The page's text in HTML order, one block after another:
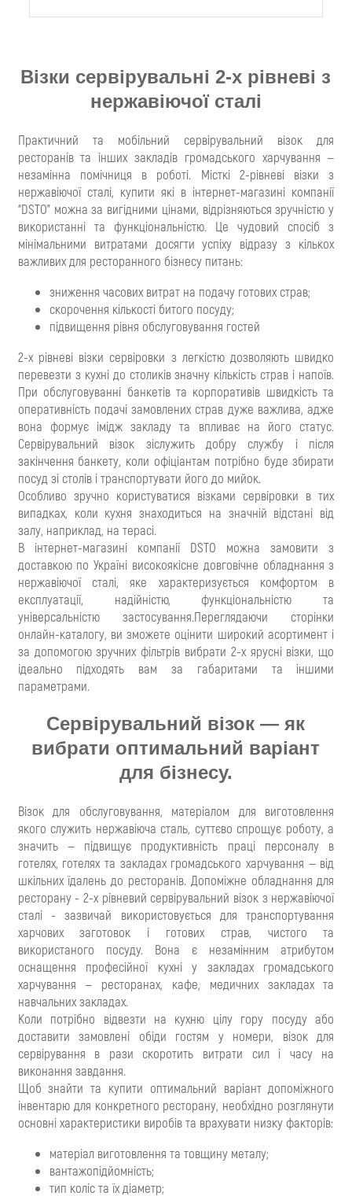
Візки сервірувальні 2-х рівневі з
нержавіючої сталі
Практичний та мобільний сервірувальний візок для
ресторанів та інших закладів громадського харчування —
незамінна помічниця в роботі. Місткі 2-рівневі візки з
нержавіючої сталі, купити які в інтернет-магазині компанії
“DSTO” можна за вигідними цінами, відрізняються зручністю у
використанні та функціональністю. Це чудовий спосіб з
мінімальними витратами досягти успіху відразу з кількох
важливих для ресторанного бізнесу питань:
зниження часових витрат на подачу готових страв;
скорочення кількості битого посуду;
підвищення рівня обслуговування гостей
2-х рівневі візки сервіровки з легкістю дозволяють швидко
перевезти з кухні до столиків значну кількість страв і напоїв.
При обслуговуванні банкетів та корпоративів швидкість та
оперативність подачі замовлених страв дуже важлива, адже
вона формує імідж закладу та впливає на його статус.
Сервірувальний візок зіслужить добру службу і після
закінчення банкету, коли офіціантам потрібно буде збирати
посуд зі столів і транспортувати його до мийок.
Особливо зручно користуватися візками сервіровки в тих
випадках, коли кухня знаходиться на значній відстані від
залу, наприклад, на терасі.
В інтернет-магазині компанії DSTO можна замовити з
доставкою по Україні високоякісне довговічне обладнання з
нержавіючої сталі, яке характеризується комфортом в
експлуатації, надійністю, функціональністю та
універсальністю застосування.Переглядаючи сторінки
онлайн-каталогу, ви зможете оцінити широкий асортимент і
за допомогою зручних фільтрів вибрати 2-х ярусні візки, що
ідеально підходять вам за габаритами та іншими
параметрами.
Сервірувальний візок — як
вибрати оптимальний варіант
для бізнесу.
Візок для обслуговування, матеріалом для виготовлення
якого служить нержавіюча сталь, суттєво спрощує роботу, а
значить — підвищує продуктивність праці персоналу в
готелях, готелях та закладах громадського харчування — від
шкільних їдалень до ресторанів. Допоміжне обладнання для
ресторану - 2-х рівневий сервірувальний візок з нержавіючої
сталі - зазвичай використовується для транспортування
харчових заготовок і готових страв, чистого та
використаного посуду. Вона є незамінним атрибутом
оснащення професійної кухні у закладах громадського
харчування — ресторанах, кафе, медичних закладах та
навчальних закладах.
Коли потрібно відвезти на кухню цілу гору посуду або
доставити замовлені обіди гостям у номери, візок для
сервірування в рази скоротить витрати сил і часу на
виконання завдання.
Щоб знайти та купити оптимальний варіант допоміжного
інвентарю для конкретного ресторану, необхідно розглянути
основні характеристики виробів та врахувати низку факторів:
матеріал виготовлення та товщину металу;
вантажопідйомність;
тип коліс та їх діаметр;